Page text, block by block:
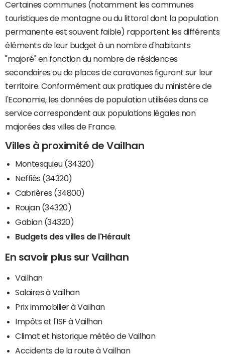
Certaines communes (notamment les communes
touristiques de montagne ou du littoral dont la population
permanente est souvent faible) rapportent les différents
éléments de leur budget à un nombre d'habitants
"majoré" en fonction du nombre de résidences
secondaires ou de places de caravanes figurant sur leur
territoire. Conformément aux pratiques du ministère de
l'Economie, les données de population utilisées dans ce
service correspondent aux populations légales non
majorées des villes de France.
Villes à proximité de Vailhan
Montesquieu (34320)
Neffiès (34320)
Cabrières (34800)
Roujan (34320)
Gabian (34320)
Budgets des villes de l'Hérault
En savoir plus sur Vailhan
Vailhan
Salaires à Vailhan
Prix immobilier à Vailhan
Impôts et l'ISF à Vailhan
Climat et historique météo de Vailhan
Accidents de la route à Vailhan